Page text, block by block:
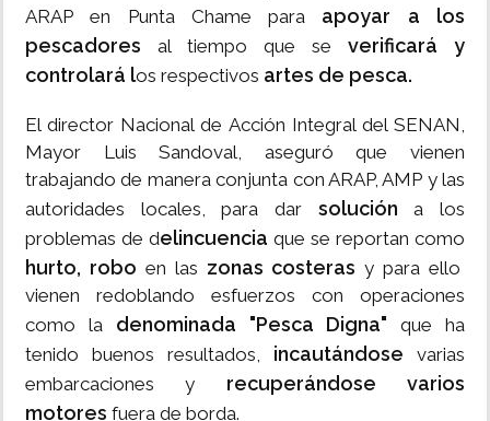
ARAP en Punta Chame para apoyar a los
pescadores al tiempo que se verificará y
controlará los respectivos artes de pesca.
El director Nacional de Acción Integral del SENAN,
Mayor Luis Sandoval, aseguró que vienen
trabajando de manera conjunta con ARAP, AMP y las
autoridades locales, para dar solución a los
problemas de delincuencia que se reportan como
hurto, robo en las zonas costerasy para ello
vienen redoblando esfuerzos con operaciones
como la denominada "Pesca Digna" que ha
tenido buenos resultados, incautándose varias
embarcaciones y recuperándose varios
motores fuera de borda.